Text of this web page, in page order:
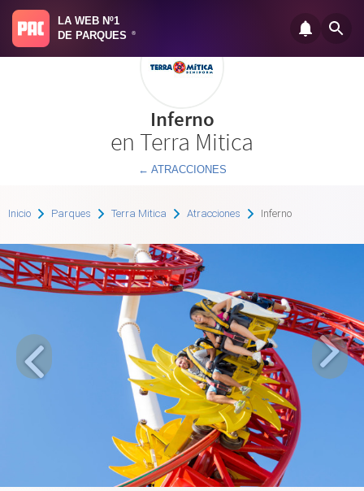
LA WEB Nº1
DE PARQUES
®
Inferno
en Terra Mitica
← ATRACCIONES
Inicio Parques Terra Mitica Atracciones Inferno